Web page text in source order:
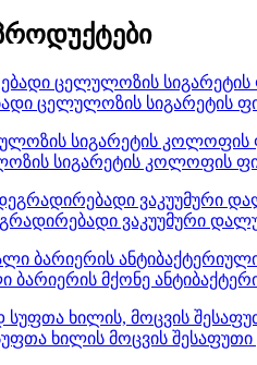
ცელულოზის სიგარეტის
სიგარეტის კოლოფის
ვაკუუმური
ბარიერის მქონე
ხილის მოცვის შესაფუთი